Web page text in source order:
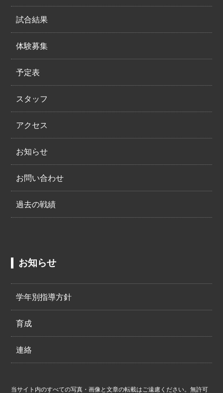
試合結果
体験募集
予定表
スタッフ
アクセス
お知らせ
お問い合わせ
過去の戦績
お知らせ
学年別指導方針
育成
連絡
当サイト内のすべての写真・画像と文章の転載はご遠慮ください。無許可